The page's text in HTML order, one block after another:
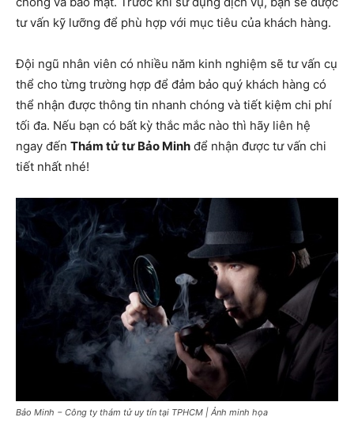
tư vấn kỹ lưỡng để phù hợp với mục tiêu của khách hàng.
Đội ngũ nhân viên có nhiều năm kinh nghiệm sẽ tư vấn cụ
thể cho từng trường hợp để đảm bảo quý khách hàng có
thể nhận được thông tin nhanh chóng và tiết kiệm chi phí
tối đa. Nếu bạn có bất kỳ thắc mắc nào thì hãy liên hệ
ngay đến Thám tử tư Bảo Minh để nhận được tư vấn chi
tiết nhất nhé!
Bảo Minh − Công ty thám tử uy tín tại TPHCM | Ảnh minh họa